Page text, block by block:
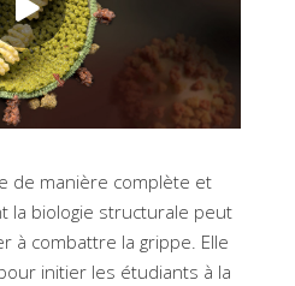
de manière complète et
la biologie structurale peut
à combattre la grippe. Elle
initier les étudiants à la